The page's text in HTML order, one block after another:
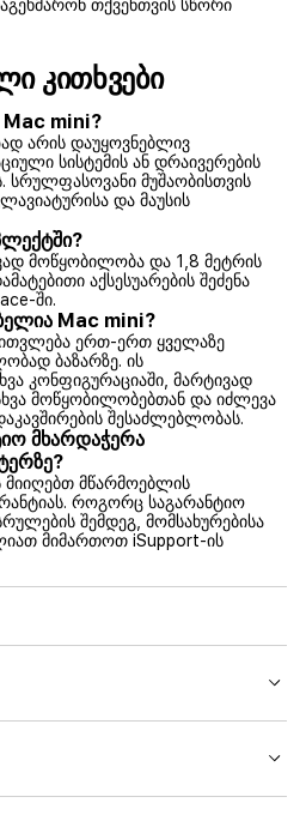
თქვენთვის სწორი
კითხვები
mini?
არის დაუყოვნებლივ
სისტემის ან დრაივერების
სრულფასოვანი მუშაობისთვის
და მაუსის
მოწყობილობა და 1,8 მეტრის
აქსესუარების შეძენა
ში.
Mac mini?
ითვლება ერთ-ერთ ყველაზე
ბაზარზე. ის
კონფიგურაციაში, მარტივად
მოწყობილობებთან და იძლევა
შესაძლებლობას.
მხარდაჭერა
მიიღებთ მწარმოებლის
როგორც საგარანტიო
შემდეგ, მომსახურებისა
მიმართოთ iSupport-ის